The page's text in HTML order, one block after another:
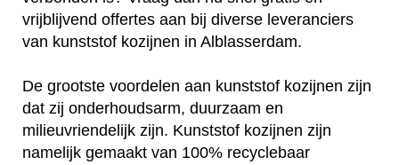
vrijblijvend offertes aan bij diverse leveranciers
van kunststof kozijnen in Alblasserdam.
De grootste voordelen aan kunststof kozijnen zijn
dat zij onderhoudsarm, duurzaam en
milieuvriendelijk zijn. Kunststof kozijnen zijn
namelijk gemaakt van 100% recyclebaar